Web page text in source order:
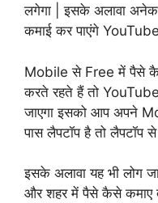
लगेगा | इसके अलावा
कमाई कर पाएंगे
Mobile से Free में पैसे
करते रहते हैं तो
जाएगा इसको आप अपने
पास लैपटॉप है तो लैपटॉप
इसके अलावा यह भी लोग
और शहर में पैसे कैसे कमाए